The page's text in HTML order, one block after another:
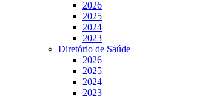
2026
2025
2024
2023
Diretório de Saúde
2026
2025
2024
2023